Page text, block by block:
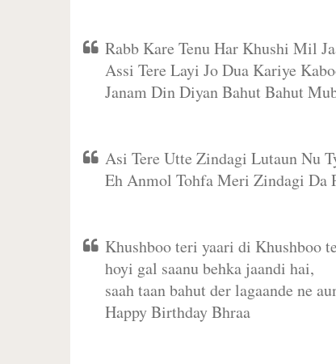
Rabb Kare Tenu Har Khushi Mil
Assi Tere Layi Jo Dua Kariye
Janam Din Diyan Bahut Bahut
Asi Tere Utte Zindagi Lutaun Nu
Eh Anmol Tohfa Meri Zindagi Da
Khushboo teri yaari di Khushboo
hoyi gal saanu behka jaandi hai,
saah taan bahut der lagaande ne
Happy Birthday Bhraa